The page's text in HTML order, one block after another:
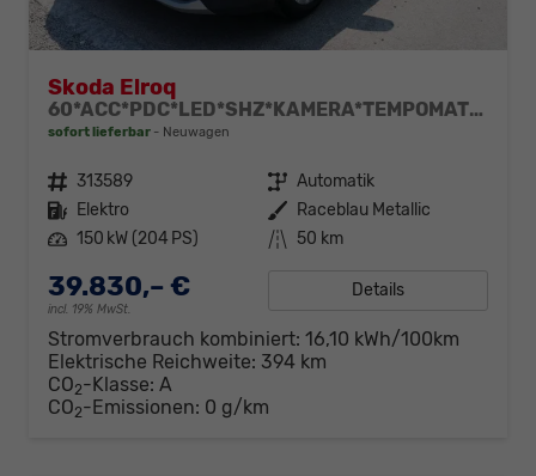
Skoda Elroq
60*ACC*PDC*LED*SHZ*KAMERA*TEMPOMAT*KLIMA*SMARTLINK*EL-HECKKLAPPE*19-ZOLL
sofort lieferbar Neuwagen
Fahrzeugnr. 313589 Getriebe Automatik
Kraftstoff Elektro Außenfarbe Raceblau Metallic
Leistung 150 kW (204 PS) Kilometerstand 50 km
39.830,– €
incl. 19% MwSt.
Details
Stromverbrauch kombiniert: 16,10 kWh/100km
Elektrische Reichweite: 394 km
CO2-Klasse: A
CO2-Emissionen: 0 g/km